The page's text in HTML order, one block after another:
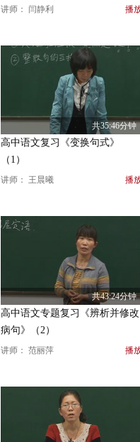
（二）现代阅读版块（2）
讲师： 闫静利 播
共35:46分钟
高中语文复习《变换句式》
（1）
讲师： 王晨曦 播
共43:24分钟
高中语文专题复习《辨析并修改
病句》（2）
讲师： 范丽萍 播